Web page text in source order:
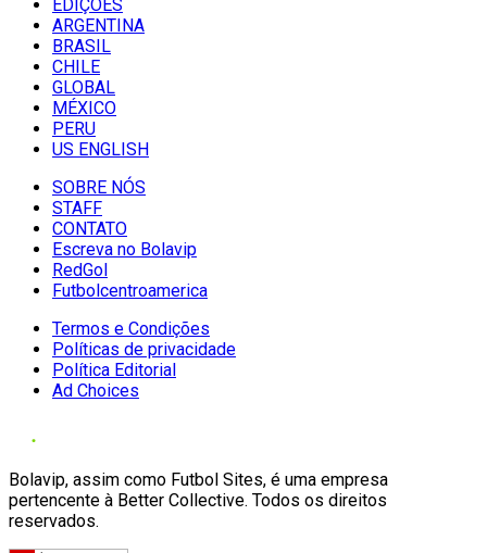
EDIÇÕES
ARGENTINA
BRASIL
CHILE
GLOBAL
MÉXICO
PERU
US ENGLISH
SOBRE NÓS
STAFF
CONTATO
Escreva no Bolavip
RedGol
Futbolcentroamerica
Termos e Condições
Políticas de privacidade
Política Editorial
Ad Choices
Bolavip, assim como Futbol Sites, é uma empresa
pertencente à Better Collective. Todos os direitos
reservados.